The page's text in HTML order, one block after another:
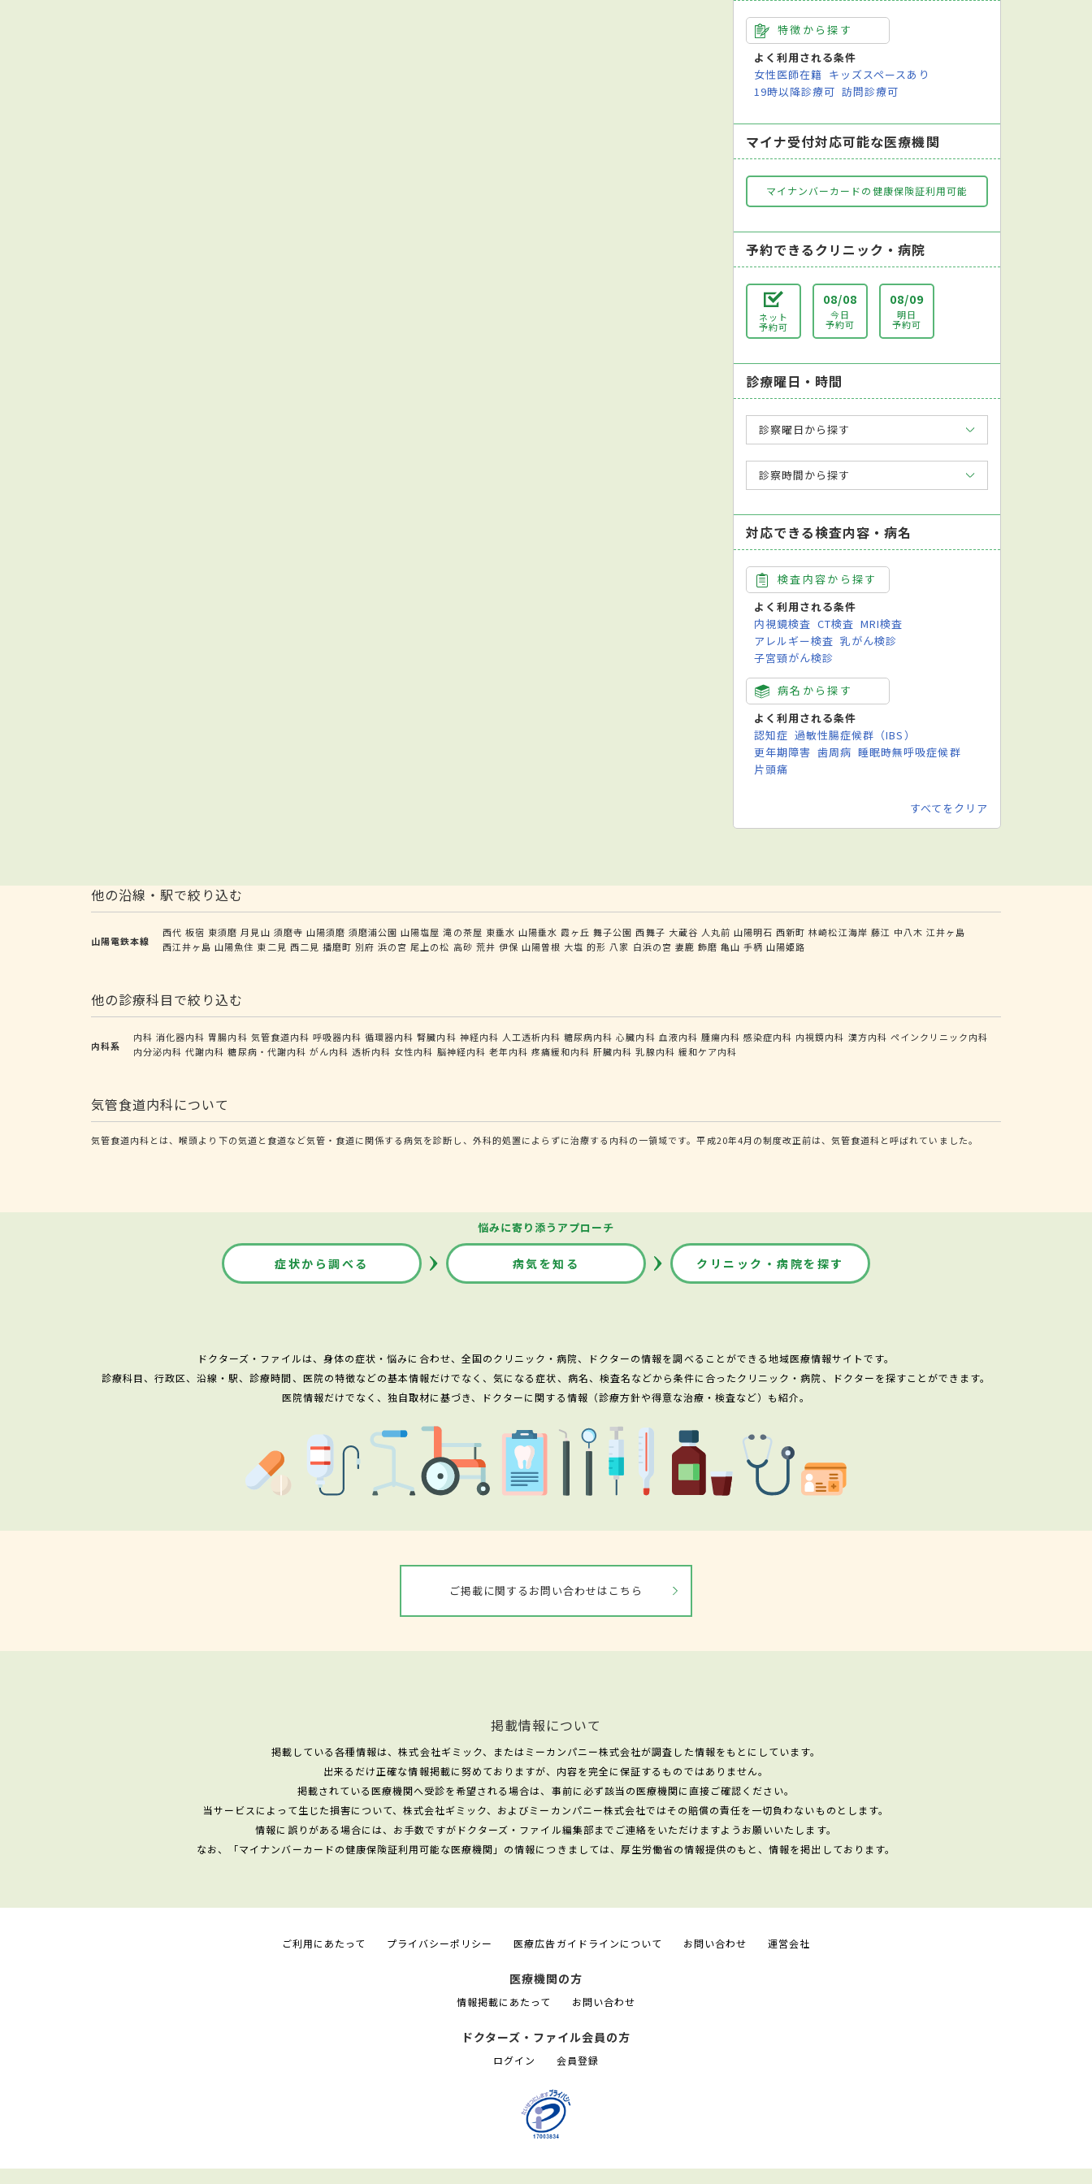
特徴から探す
よく利用される条件
女性医師在籍 キッズスペースあり
19時以降診療可 訪問診療可
マイナ受付対応可能な医療機関
マイナンバーカードの健康保険証利用可能
予約できるクリニック・病院
ネット
予約可
08/08
今日
予約可
08/09
明日
予約可
診療曜日・時間
診察曜日から探す
診察時間から探す
対応できる検査内容・病名
検査内容から探す
よく利用される条件
内視鏡検査 CT検査 MRI検査
アレルギー検査 乳がん検診
子宮頸がん検診
病名から探す
よく利用される条件
認知症 過敏性腸症候群（IBS）
更年期障害 歯周病 睡眠時無呼吸症候群
片頭痛
すべてをクリア
他の沿線・駅で絞り込む
山陽電鉄本線
西代 板宿 東須磨 月見山 須磨寺 山陽須磨 須磨浦公園 山陽塩屋 滝の茶屋 東垂水 山陽垂水 霞ヶ丘 舞子公園 西舞子 大蔵谷 人丸前 山陽明石 西新町 林崎松江海岸 藤江 中八木 江井ヶ島
西江井ヶ島 山陽魚住 東二見 西二見 播磨町 別府 浜の宮 尾上の松 高砂 荒井 伊保 山陽曽根 大塩 的形 八家 白浜の宮 妻鹿 飾磨 亀山 手柄 山陽姫路
他の診療科目で絞り込む
内科系
内科 消化器内科 胃腸内科 気管食道内科 呼吸器内科 循環器内科 腎臓内科 神経内科 人工透析内科 糖尿病内科 心臓内科 血液内科 腫瘍内科 感染症内科 内視鏡内科 漢方内科 ペインクリニック内科
内分泌内科 代謝内科 糖尿病・代謝内科 がん内科 透析内科 女性内科 脳神経内科 老年内科 疼痛緩和内科 肝臓内科 乳腺内科 緩和ケア内科
気管食道内科について
気管食道内科とは、喉頭より下の気道と食道など気管・食道に関係する病気を診断し、外科的処置によらずに治療する内科の一領域です。平成20年4月の制度改正前は、気管食道科と呼ばれていました。
悩みに寄り添うアプローチ
症状から調べる 病気を知る クリニック・病院を探す
ドクターズ・ファイルは、身体の症状・悩みに合わせ、全国のクリニック・病院、ドクターの情報を調べることができる地域医療情報サイトです。
診療科目、行政区、沿線・駅、診療時間、医院の特徴などの基本情報だけでなく、気になる症状、病名、検査名などから条件に合ったクリニック・病院、ドクターを探すことができます。
医院情報だけでなく、独自取材に基づき、ドクターに関する情報（診療方針や得意な治療・検査など）も紹介。
ご掲載に関するお問い合わせはこちら
掲載情報について
掲載している各種情報は、株式会社ギミック、またはミーカンパニー株式会社が調査した情報をもとにしています。
出来るだけ正確な情報掲載に努めておりますが、内容を完全に保証するものではありません。
掲載されている医療機関へ受診を希望される場合は、事前に必ず該当の医療機関に直接ご確認ください。
当サービスによって生じた損害について、株式会社ギミック、およびミーカンパニー株式会社ではその賠償の責任を一切負わないものとします。
情報に誤りがある場合には、お手数ですがドクターズ・ファイル編集部までご連絡をいただけますようお願いいたします。
なお、「マイナンバーカードの健康保険証利用可能な医療機関」の情報につきましては、厚生労働省の情報提供のもと、情報を掲出しております。
ご利用にあたって プライバシーポリシー 医療広告ガイドラインについて お問い合わせ 運営会社
医療機関の方
情報掲載にあたって お問い合わせ
ドクターズ・ファイル会員の方
ログイン 会員登録